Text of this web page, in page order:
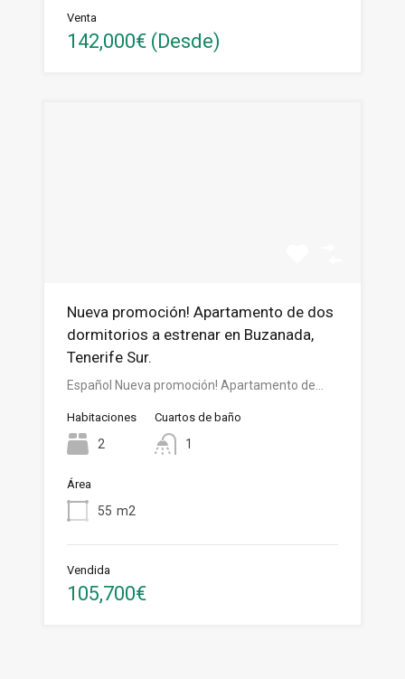
Venta
142,000€ (Desde)
Nueva promoción! Apartamento de dos
dormitorios a estrenar en Buzanada,
Tenerife Sur.
Español Nueva promoción! Apartamento de…
Habitaciones
2
Cuartos de baño
1
Área
55 m2
Vendida
105,700€